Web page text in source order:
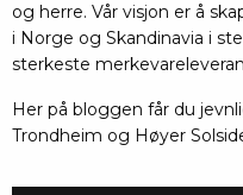
og herre. Vår visjon er å
i Norge og Skandinavia i
sterkeste
Her på bloggen får du
Trondheim og Høyer